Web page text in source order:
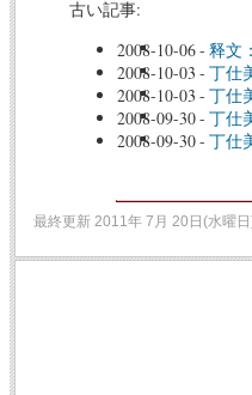
古い記事:
2008-10-06- 释文
2008-10-03 - 丁仕
2008-10-03 - 丁仕
2008-09-30- 丁仕
2008-09-30- 丁仕
最終更新 2011年 7月 20日(水曜